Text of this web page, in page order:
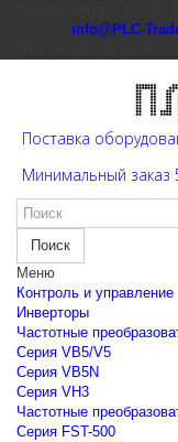
info@PLC-
Поставка
Минимальный заказ
Поиск
Меню
Контроль и управление
Инверторы
Частотные
Cерия VB5/V5
Cерия VB5N
Cерия VH3
Частотные
Серия FST-500